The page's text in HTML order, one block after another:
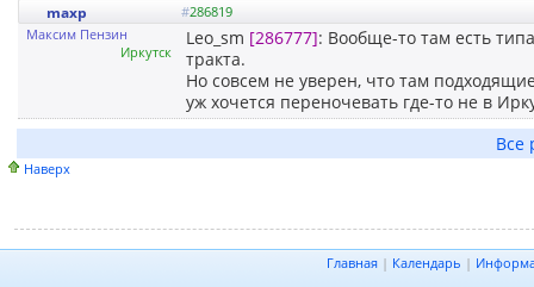
maxp #286819
Максим Пензин
Иркутск
Leo_sm [286777]: Вообще-то там есть
тракта.
Но совсем не уверен, что там
уж хочется переночевать где-то не в
Все
Наверх
Главная | Календарь |